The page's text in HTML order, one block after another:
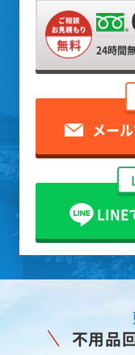
24時間
メー
LINE
不用品